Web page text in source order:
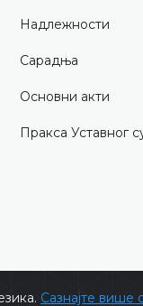
Сазнајте више
Надлежности
Сарадња
Основни акти
Пракса Уставног